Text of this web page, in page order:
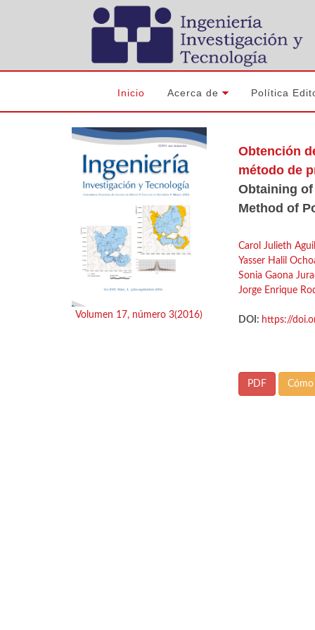
Inicio Acerca de Política
Volumen 17, número 3(2016)
Obtención
método de
Obtaining
Method of
Carol Julieth
Yasser Halil
Sonia Gaona
Jorge Enrique
DOI: https://
PDF